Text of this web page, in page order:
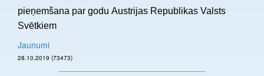
pieņemšana par godu Austrijas Republikas Valsts
Svētkiem
Jaunumi
28.10.2019 (73473)